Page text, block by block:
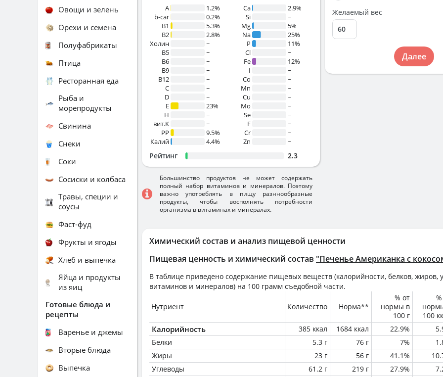
Химический состав и анализ пищевой ценности
Пищевая ценность и химический состав "Печенье Американка с
В таблице приведено содержание пищевых веществ (калорийности, белков, жиров,
витаминов и минералов) на 100 грамм съедобной части.
Нутриент Количество Норма**
% от
нормы в
100 г
100
Калорийность 385 ккал 1684 ккал 22.9%
Белки
5.3 г 76 г 7%
Жиры
23 г 56 г 41.1%
Углеводы
61.2 г 219 г 27.9%
A
1.2%
b-car
0.2%
В1
5.3%
B2
2.8%
Холин
~
B5
~
B6
~
B9
~
B12
~
C
~
D
~
E
23%
H
~
вит.К
~
PP
9.5%
Калий
4.4%
Ca
2.9%
Si
~
Mg
5%
Na
25%
P
11%
Cl
~
Fe
12%
I
~
Co
~
Mn
~
Cu
~
Mo
~
Se
~
F
~
Cr
~
Zn
~
Рейтинг 2.3
Большинство продуктов не может содержать
полный набор витаминов и минералов. Поэтому
важно употреблять в пищу разннообразные
продукты, чтобы восполнять потребности
организма в витаминах и минералах.
Желаемый вес
Далее
Овощи и зелень
Орехи и семена
Полуфабрикаты
Птица
Ресторанная еда
Рыба и
морепродукты
Свинина
Снеки
Соки
Сосиски и колбаса
Травы, специи и
соусы
Фаст-фуд
Фрукты и ягоды
Хлеб и выпечка
Яйца и продукты
из яиц
Готовые блюда и
рецепты
Варенье и джемы
Вторые блюда
Выпечка